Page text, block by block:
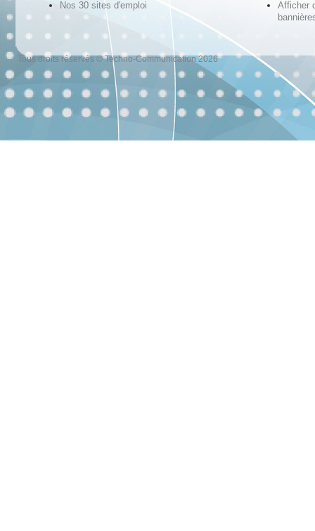
Nos 30 sites d'emploi
Afficher
Tous droits réservés © Techno-Communication 2026